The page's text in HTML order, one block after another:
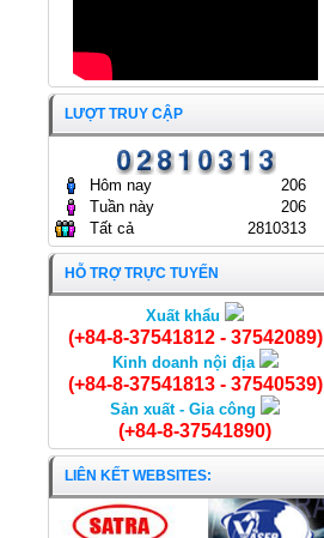
Nghêu nguyên con
LƯỢT TRUY CẬP
Hôm nay
206
Tuần này
206
Tất cả
2810313
HỖ TRỢ TRỰC TUYẾN
Xuất khẩu
(+84-8-37541812 - 37542089)
Kinh doanh nội địa
(+84-8-37541813 - 37540539)
Sản xuất - Gia công
(+84-8-37541890)
LIÊN KẾT WEBSITES: